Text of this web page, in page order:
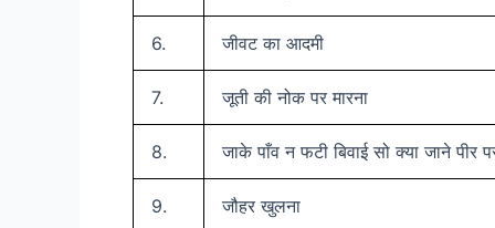
6. जीवट का आदमी
7. जूती की नोक पर मारना
8. जाके पाँव न फटी बिवाई सो क्या जाने पीर
9. जौहर खुलना